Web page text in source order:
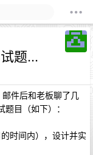
题...
件后和老板聊了几
目（如下）：
时间内），设计并实